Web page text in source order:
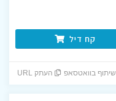
קח דיל
שיתוף בוואטסאפ העתק URL